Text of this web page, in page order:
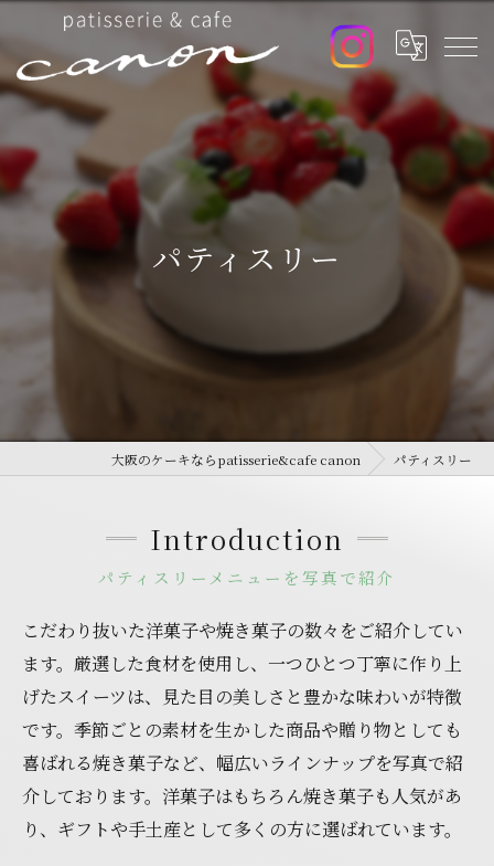
パティスリー
大阪のケーキならpatisserie&cafe canon パティスリー
Introduction
パティスリーメニューを写真で紹介
こだわり抜いた洋菓子や焼き菓子の数々をご紹介してい
ます。厳選した食材を使用し、一つひとつ丁寧に作り上
げたスイーツは、見た目の美しさと豊かな味わいが特徴
です。季節ごとの素材を生かした商品や贈り物としても
喜ばれる焼き菓子など、幅広いラインナップを写真で紹
介しております。洋菓子はもちろん焼き菓子も人気があ
り、ギフトや手土産として多くの方に選ばれています。